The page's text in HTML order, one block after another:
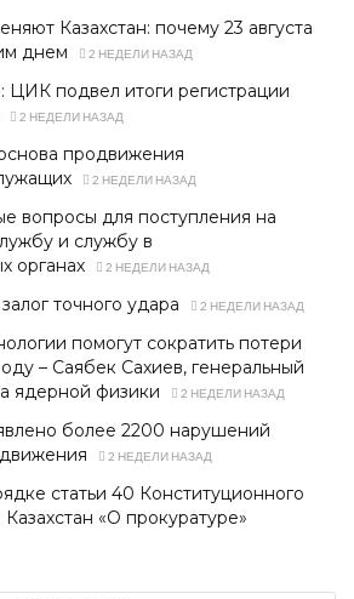
Казахстан: почему 23 августа
днем
2 НЕДЕЛИ НАЗАД
ЦИК подвел итоги регистрации
2 НЕДЕЛИ НАЗАД
продвижения
2 НЕДЕЛИ НАЗАД
вопросы для поступления на
и службу в
органах
2 НЕДЕЛИ НАЗАД
точного удара 2 НЕДЕЛИ НАЗАД
помогут сократить потери
– Саябек Сахиев, генеральный
ядерной физики
2 НЕДЕЛИ НАЗАД
более 2200 нарушений
2 НЕДЕЛИ НАЗАД
статьи 40 Конституционного
«О прокуратуре»